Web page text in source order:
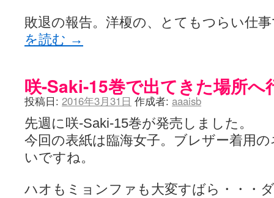
敗退の報告。洋榎の、とてもつらい仕
を読む →
咲-Saki-15巻で出てきた場所へ
投稿日: 2016年3月31日 作成者: aaaisb
先週に咲-Saki-15巻が発売しました。
今回の表紙は臨海女子。ブレザー着用
いですね。
ハオもミョンファも大変すばら・・・